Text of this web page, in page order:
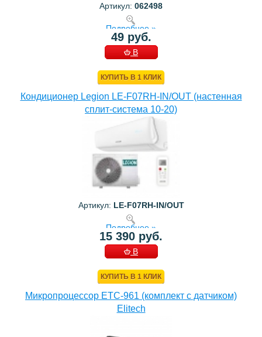
Артикул: 062498
Подробнее »
49 руб.
В
КУПИТЬ В 1 КЛИК
Кондиционер Legion LE-F07RH-IN/OUT (настенная
сплит-система 10-20)
Артикул: LE-F07RH-IN/OUT
Подробнее »
15 390 руб.
В
КУПИТЬ В 1 КЛИК
Микропроцессор ETC-961 (комплект c датчиком)
Elitech